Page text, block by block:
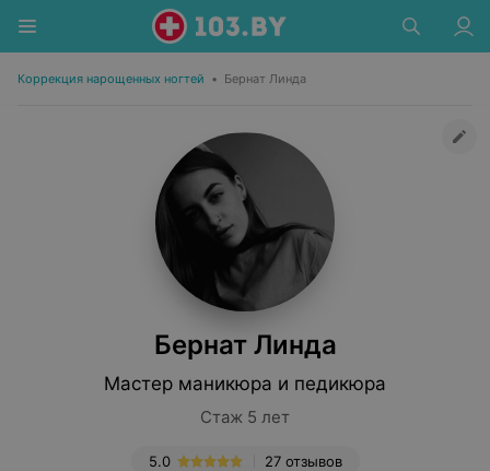
Коррекция нарощенных ногтей • Бернат Линда
Бернат Линда
Мастер маникюра и педикюра
Стаж 5 лет
27 отзывов
5.0